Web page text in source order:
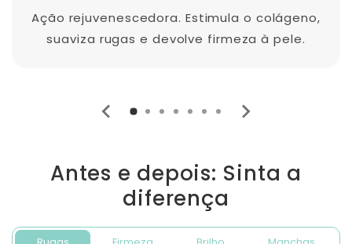
Ação rejuvenescedora. Estimula o colágeno,
suaviza rugas e devolve firmeza à pele.
Antes e depois: Sinta a
diferença